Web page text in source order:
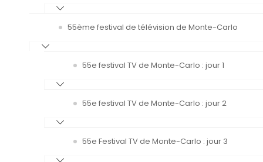
55ème festival de télévision de Monte-Carlo
55e festival TV de Monte-Carlo : jour 1
55e festival TV de Monte-Carlo : jour 2
55e Festival TV de Monte-Carlo : jour 3